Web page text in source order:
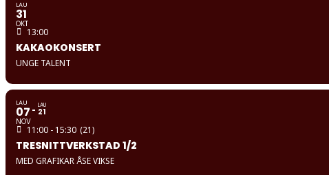
LAU
31
OKT
13:00
KAKAOKONSERT
UNGE TALENT
LAU
07
NOV
LAU
21
11:00 - 15:30 (21)
TRESNITTVERKSTAD 1/2
MED GRAFIKAR ÅSE VIKSE